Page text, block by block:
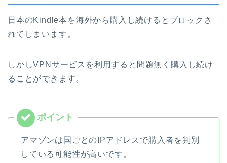
日本のKindle本を海外から購入し続けるとブロックさ
れてしまいます。
しかしVPNサービスを利用すると問題無く購入し続け
ることができます。
アマゾンは国ごとのIPアドレスで購入者を判別
している可能性が高いです。